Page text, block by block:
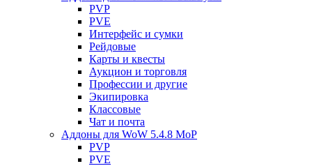
PVP
PVE
Интерфейс и сумки
Рейдовые
Карты и квесты
Аукцион и торговля
Профессии и другие
Экипировка
Классовые
Чат и почта
Аддоны для WoW 5.4.8 MoP
PVP
PVE